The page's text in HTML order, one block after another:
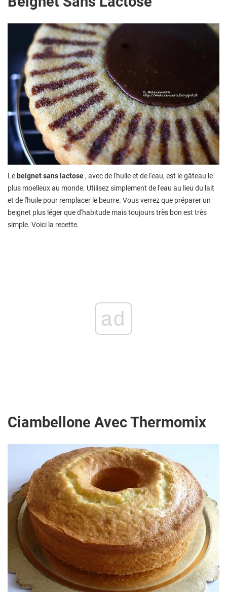
Le beignet sans lactose, avec de l'huile et de l'eau, est le gâteau le
plus moelleux au monde. Utilisez simplement de l'eau au lieu du lait
et de l'huile pour remplacer le beurre. Vous verrez que préparer un
beignet plus léger que d'habitude mais toujours très bon est très
simple. Voici la recette.
ad
Ciambellone Avec Thermomix